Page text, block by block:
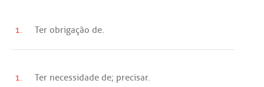
1. Ter obrigação de.
1. Ter necessidade de; precisar.